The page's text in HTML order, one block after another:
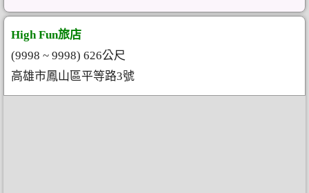
High Fun旅店
(9998 ~ 9998) 626公尺
高雄市鳳山區平等路3號